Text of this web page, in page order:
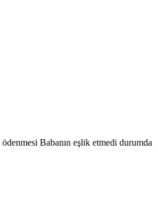
Babanın eşlik etmedi durumda